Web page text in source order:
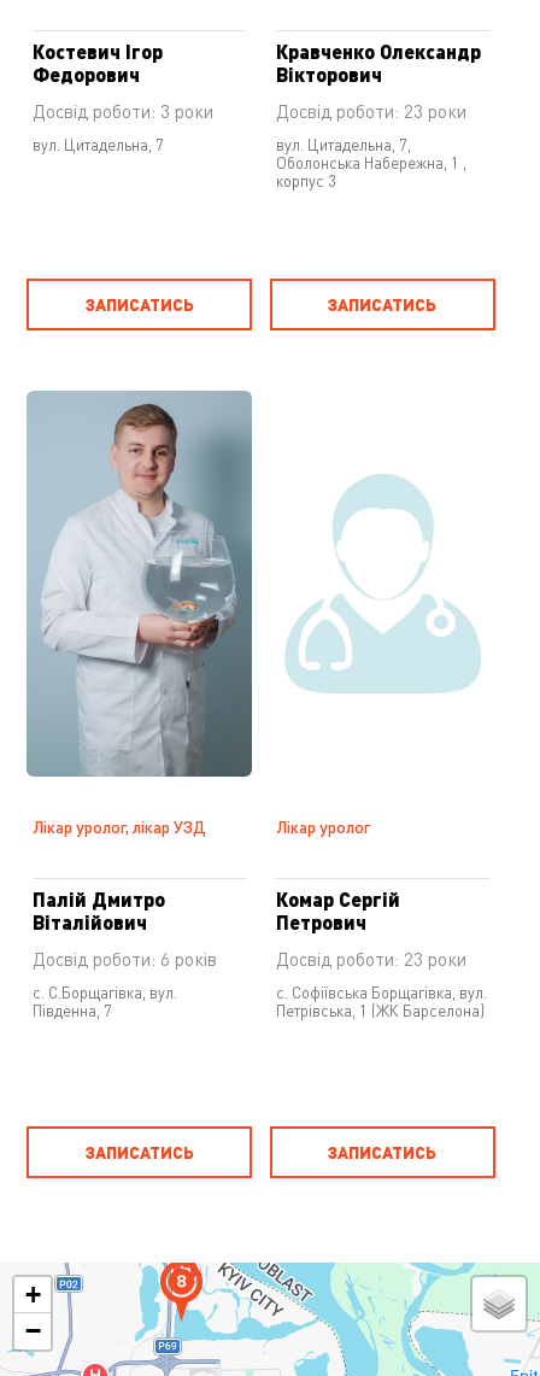
Костевич Ігор
Федорович
Досвід роботи: 3 роки
вул. Цитадельна, 7
ЗАПИСАТИСЬ
Кравченко Олександр
Вікторович
Досвід роботи: 23 роки
вул. Цитадельна, 7
Оболонська Набережна, 1 ,
корпус 3
ЗАПИСАТИСЬ
Лікар уролог, лікар УЗД
Палій Дмитро
Віталійович
Досвід роботи: 6 років
с. С.Борщагівка, вул.
Південна, 7
ЗАПИСАТИСЬ
Лікар уролог
Комар Сергій
Петрович
Досвід роботи: 23 роки
с. Софіївська Борщагівка, вул.
Петрівська, 1 (ЖК Барселона)
ЗАПИСАТИСЬ
+
−